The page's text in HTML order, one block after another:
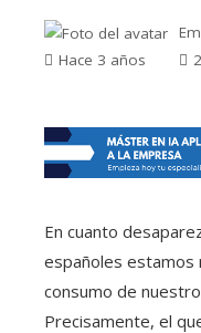
Hace 3 años
En cuanto
españoles estamos
consumo de
Precisamente, el